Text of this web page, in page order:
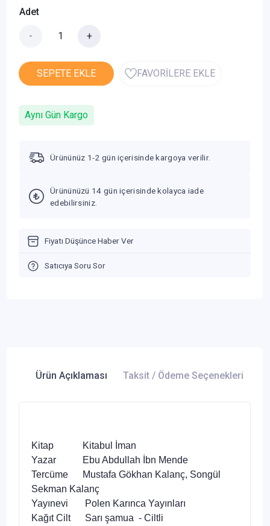
Adet
- +
SEPETE EKLE FAVORİLERE EKLE
Aynı Gün Kargo
Ürününüz 1-2 gün içerisinde kargoya verilir.
Ürününüzü 14 gün içerisinde kolayca iade
edebilirsiniz.
Fiyatı Düşünce Haber Ver
Satıcıya Soru Sor
Ürün Açıklaması Taksit / Ödeme Seçenekleri
Kitap Kitabul İman
Yazar Ebu Abdullah İbn Mende
Tercüme Mustafa Gökhan Kalanç, Songül
Sekman Kalanç
Yayınevi Polen Karınca Yayınları
Kağıt Cilt Sarı şamua - Ciltli